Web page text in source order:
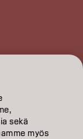
sekä
myös